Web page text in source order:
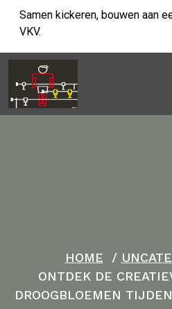
naar
inhoud
Samen kickeren, bouwen aan
VKV.
HOME /
ONTDEK DE
DROOGBLOEMEN